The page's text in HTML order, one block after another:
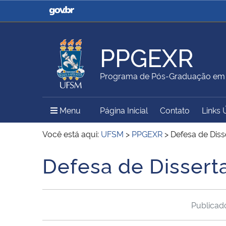
Casa Civil
Ministério da Justiça e
Ministério da Agricultura,
Pecuária e Abastecimento
Ministério da Educação
Ministério do Meio Ambiente Ministério do Turismo
Secretaria de Governo
Gabinete de Segurança
PPGEXR
Programa de Pós-Graduação
Menu Menu Principal do Sítio
Página Inicial Contato Links
Você está aqui: UFSM > PPGEXR > Defesa de
Início do conteúdo
Defesa de